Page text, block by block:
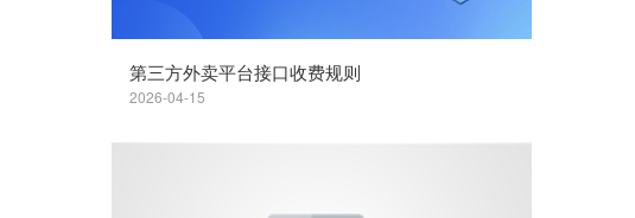
第三方外卖平台接口收费规则
2026-04-15